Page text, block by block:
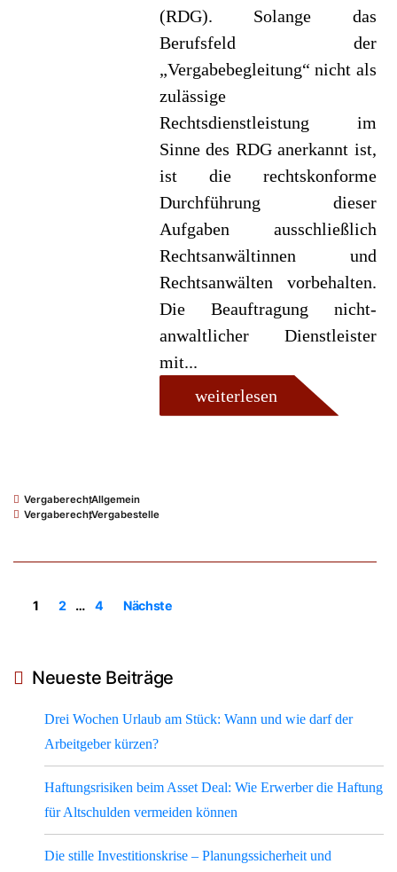
(RDG). Solange das
Berufsfeld der
„Vergabebegleitung“ nicht als
zulässige
Rechtsdienstleistung im
Sinne des RDG anerkannt ist,
ist die rechtskonforme
Durchführung dieser
Aufgaben ausschließlich
Rechtsanwältinnen und
Rechtsanwälten vorbehalten.
Die Beauftragung nicht-
anwaltlicher Dienstleister
mit...
weiterlesen
Vergaberecht
,Allgemein
Vergaberecht
,Vergabestelle
1 2 … 4 Nächste
Neueste Beiträge
Drei Wochen Urlaub am Stück: Wann und wie darf der
Arbeitgeber kürzen?
Haftungsrisiken beim Asset Deal: Wie Erwerber die Haftung
für Altschulden vermeiden können
Die stille Investitionskrise – Planungssicherheit und